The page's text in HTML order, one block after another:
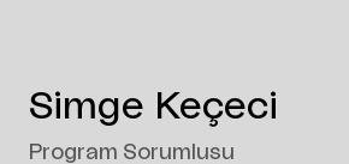
Simge Keçeci
Program Sorumlusu